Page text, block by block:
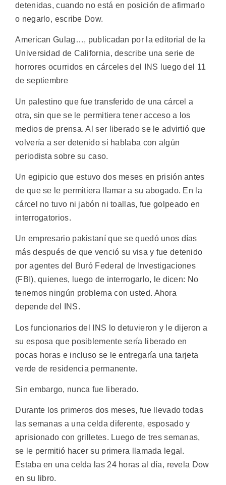
detenidas, cuando no está en posición de afirmarlo
o negarlo, escribe Dow.
American Gulag…, publicadan por la editorial de la
Universidad de California, describe una serie de
horrores ocurridos en cárceles del INS luego del 11
de septiembre
Un palestino que fue transferido de una cárcel a
otra, sin que se le permitiera tener acceso a los
medios de prensa. Al ser liberado se le advirtió que
volvería a ser detenido si hablaba con algún
periodista sobre su caso.
Un egipicio que estuvo dos meses en prisión antes
de que se le permitiera llamar a su abogado. En la
cárcel no tuvo ni jabón ni toallas, fue golpeado en
interrogatorios.
Un empresario pakistaní que se quedó unos días
más después de que venció su visa y fue detenido
por agentes del Buró Federal de Investigaciones
(FBI), quienes, luego de interrogarlo, le dicen: No
tenemos ningún problema con usted. Ahora
depende del INS.
Los funcionarios del INS lo detuvieron y le dijeron a
su esposa que posiblemente sería liberado en
pocas horas e incluso se le entregaría una tarjeta
verde de residencia permanente.
Sin embargo, nunca fue liberado.
Durante los primeros dos meses, fue llevado todas
las semanas a una celda diferente, esposado y
aprisionado con grilletes. Luego de tres semanas,
se le permitió hacer su primera llamada legal.
Estaba en una celda las 24 horas al día, revela Dow
en su libro.